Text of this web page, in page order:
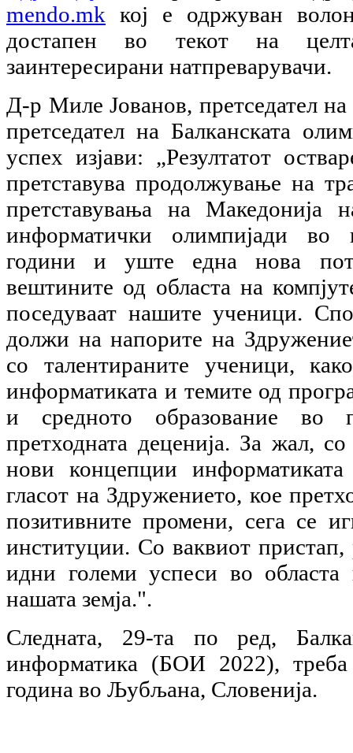
mendo.mk кој е одржуван
достапен во текот на
заинтересирани натпреварувачи.
Д-р Миле Јованов, претседател
претседател на Балканската
успех изјави: „Резултатот
претставува продолжување на
претставувања на Македонија
информатички олимпијади во
години и уште една нова
вештините од областа на
поседуваат нашите ученици.
должи на напорите на
со талентираните ученици,
информатиката и темите од
и средното образование во
претходната деценија. За жал,
нови концепции
гласот на Здружението, кое
позитивните промени, сега се
институции. Со ваквиот пристап,
идни големи успеси во областа
нашата земја.".
Следната, 29-та по ред,
информатика (БОИ 2022),
година во Љубљана, Словенија.